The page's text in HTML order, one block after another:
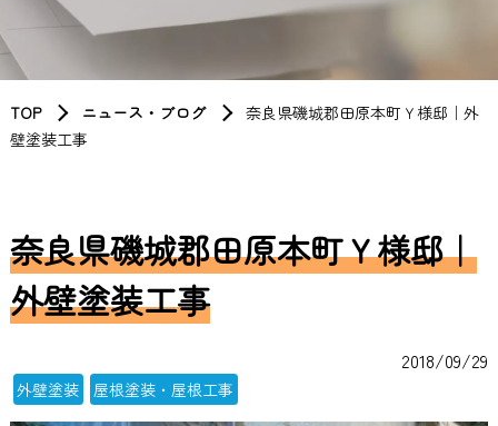
TOP ニュース・ブログ
奈良県磯城郡田原本町Ｙ様邸｜外
壁塗装工事
奈良県磯城郡田原本町Ｙ様邸｜
外壁塗装工事
2018/09/29
外壁塗装 屋根塗装・屋根工事